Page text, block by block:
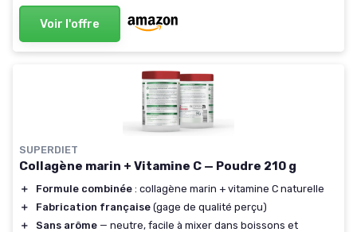
Voir l'offre
SUPERDIET
Collagène marin + Vitamine C — Poudre 210 g
＋ Formule combinée : collagène marin + vitamine C naturelle
＋
Fabrication française (gage de qualité perçu)
＋
Sans arôme — neutre, facile à mixer dans boissons et